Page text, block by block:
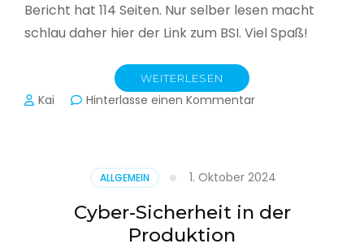
Bericht hat 114 Seiten. Nur selber lesen macht
schlau daher hier der Link zum BSI. Viel Spaß!
WEITERLESEN
Kai Hinterlasse einen Kommentarzu
seinen
Lagebericht
zur
ALLGEMEIN 1. Oktober 2024
Cyber-Sicherheit in der
Produktion